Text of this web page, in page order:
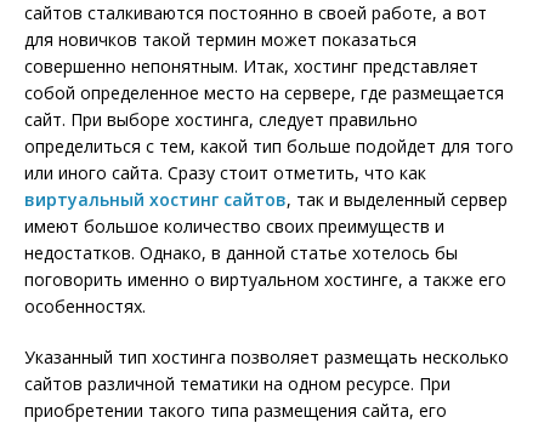
сайтов сталкиваются постоянно в своей работе, а вот
для новичков такой термин может показаться
совершенно непонятным. Итак, хостинг представляет
собой определенное место на сервере, где размещается
сайт. При выборе хостинга, следует правильно
определиться с тем, какой тип больше подойдет для того
или иного сайта. Сразу стоит отметить, что как
виртуальный хостинг сайтов, так и выделенный сервер
имеют большое количество своих преимуществ и
недостатков. Однако, в данной статье хотелось бы
поговорить именно о виртуальном хостинге, а также его
особенностях.
Указанный тип хостинга позволяет размещать несколько
сайтов различной тематики на одном ресурсе. При
приобретении такого типа размещения сайта, его